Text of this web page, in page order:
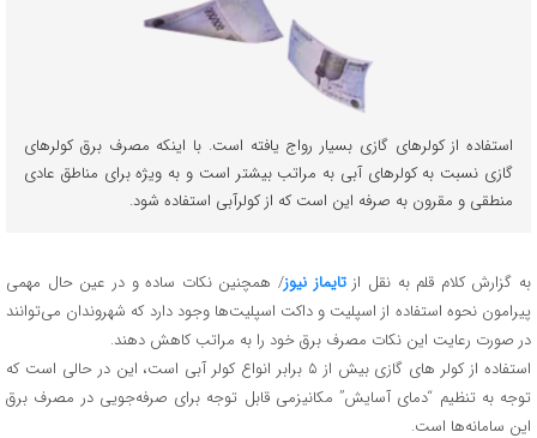
استفاده از کولر‌های گازی بسیار رواج یافته است. با اینکه مصرف برق کولر‌های
گازی نسبت به کولر‌های آبی به مراتب بیشتر است و به ویژه برای مناطق عادی
منطقی و مقرون به صرفه این است که از کولرآبی استفاده شود.
به گزارش کلام قلم به نقل ازتایماز نیوز/ همچنین نکات ساده و در عین حال مهمی
پیرامون نحوه استفاده از اسپلیت و داکت اسپلیت‌ها وجود دارد که شهروندان می‌توانند
در صورت رعایت این نکات مصرف برق خود را به مراتب کاهش دهند.
استفاده از کولر های گازی بیش از ۵ برابر انواع کولر آبی است، این در حالی است که
توجه به تنظیم “دمای آسایش” مکانیزمی قابل توجه برای صرفه‌جویی در مصرف برق
این سامانه‌ها است.